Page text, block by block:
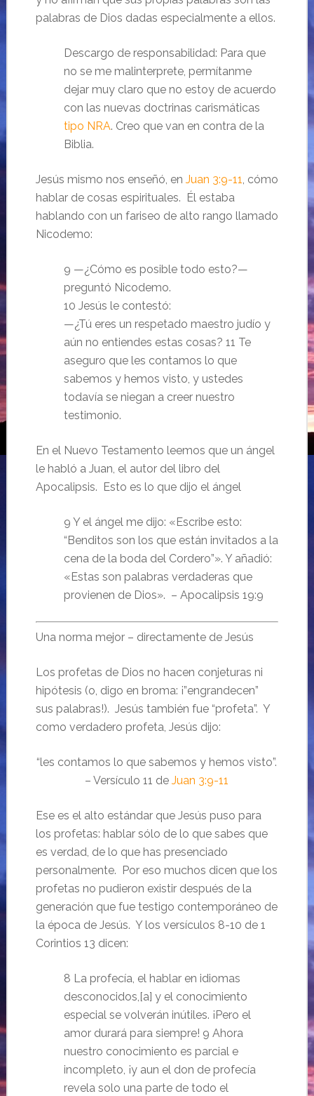
palabras de Dios dadas especialmente a ellos.
Descargo de responsabilidad: Para que
no se me malinterprete, permítanme
dejar muy claro que no estoy de acuerdo
con las nuevas doctrinas carismáticas
tipo NRA. Creo que van en contra de la
Biblia.
Jesús mismo nos enseñó, en Juan 3:9-11, cómo
hablar de cosas espirituales. Él estaba
hablando con un fariseo de alto rango llamado
Nicodemo:
9 —¿Cómo es posible todo esto?—
preguntó Nicodemo.
10 Jesús le contestó:
—¿Tú eres un respetado maestro judío y
aún no entiendes estas cosas? 11 Te
aseguro que les contamos lo que
sabemos y hemos visto, y ustedes
todavía se niegan a creer nuestro
testimonio.
En el Nuevo Testamento leemos que un ángel
le habló a Juan, el autor del libro del
Apocalipsis. Esto es lo que dijo el ángel
9 Y el ángel me dijo: «Escribe esto:
“Benditos son los que están invitados a la
cena de la boda del Cordero”». Y añadió:
«Estas son palabras verdaderas que
provienen de Dios». – Apocalipsis 19:9
Una norma mejor – directamente de Jesús
Los profetas de Dios no hacen conjeturas ni
hipótesis (o, digo en broma: ¡”engrandecen”
sus palabras!). Jesús también fue “profeta”. Y
como verdadero profeta, Jesús dijo:
“les contamos lo que sabemos y hemos visto”.
– Versículo 11 deJuan 3:9-11
Ese es el alto estándar que Jesús puso para
los profetas: hablar sólo de lo que sabes que
es verdad, de lo que has presenciado
personalmente. Por eso muchos dicen que los
profetas no pudieron existir después de la
generación que fue testigo contemporáneo de
la época de Jesús. Y los versículos 8-10 de 1
Corintios 13 dicen:
8 La profecía, el hablar en idiomas
desconocidos,[a] y el conocimiento
especial se volverán inútiles. ¡Pero el
amor durará para siempre! 9 Ahora
nuestro conocimiento es parcial e
incompleto, ¡y aun el don de profecía
revela solo una parte de todo el